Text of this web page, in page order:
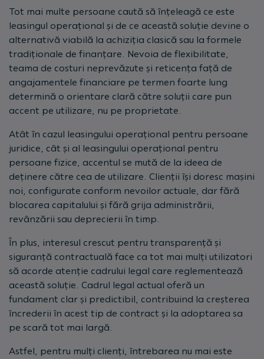
Tot mai multe persoane caută să înțeleagă ce este
leasingul operațional și de ce această soluție devine o
alternativă viabilă la achiziția clasică sau la formele
tradiționale de finanțare. Nevoia de flexibilitate,
teama de costuri neprevăzute și reticența față de
angajamentele financiare pe termen foarte lung
determină o orientare clară către soluții care pun
accent pe utilizare, nu pe proprietate.
Atât în cazul leasingului operațional pentru persoane
juridice, cât și al leasingului operațional pentru
persoane fizice, accentul se mută de la ideea de
deținere către cea de utilizare. Clienții își doresc mașini
noi, configurate conform nevoilor actuale, dar fără
blocarea capitalului și fără grija administrării,
revânzării sau deprecierii în timp.
În plus, interesul crescut pentru transparență și
siguranță contractuală face ca tot mai mulți utilizatori
să acorde atenție cadrului legal care reglementează
această soluție. Cadrul legal actual oferă un
fundament clar și predictibil, contribuind la creșterea
încrederii în acest tip de contract și la adoptarea sa
pe scară tot mai largă.
Astfel, pentru mulți clienți, întrebarea nu mai este